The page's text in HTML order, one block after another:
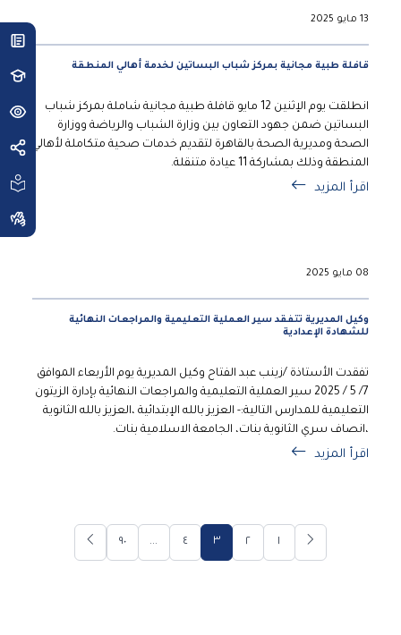
13 مايو 2025
قافلة طبية مجانية بمركز شباب البساتين لخدمة أهالي المنطقة
انطلقت يوم الإثنين 12 مايو قافلة طبية مجانية شاملة بمركز شباب
البساتين ضمن جهود التعاون بين وزارة الشباب والرياضة ووزارة
الصحة ومديرية الصحة بالقاهرة لتقديم خدمات صحية متكاملة لأهالي
المنطقة وذلك بمشاركة 11 عيادة متنقلة.
اقرأ المزيد
08 مايو 2025
وكيل المديرية تتفقد سير العملية التعليمية والمراجعات النهائية
للشهادة الإعدادية
تفقدت الأستاذة /زينب عبد الفتاح وكيل المديرية يوم الأربعاء الموافق
7/ 5 / 2025 سير العملية التعليمية والمراجعات النهائية بإدارة الزيتون
التعليمية للمدارس التالية:- العزيز بالله الإبتدائية ،العزيز بالله الثانوية
،انصاف سري الثانوية بنات، الجامعة الاسلامية بنات.
اقرأ المزيد
١ ٢ ٣ ٤ ... ٩٠